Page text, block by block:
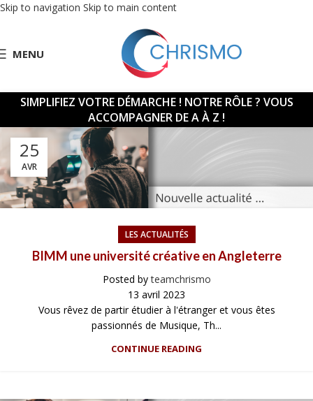
Skip to navigation Skip to main content
MENU
SIMPLIFIEZ VOTRE DÉMARCHE ! NOTRE RÔLE ? VOUS
ACCOMPAGNER DE A À Z !
25
AVR
LES ACTUALITÉS
BIMM une université créative en Angleterre
Posted by teamchrismo
13 avril 2023
Vous rêvez de partir étudier à l'étranger et vous êtes
passionnés de Musique, Th...
CONTINUE READING